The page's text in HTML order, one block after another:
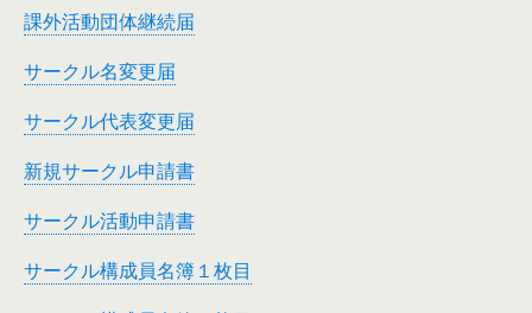
課外活動団体継続届
サークル名変更届
サークル代表変更届
新規サークル申請書
サークル活動申請書
サークル構成員名簿１枚目